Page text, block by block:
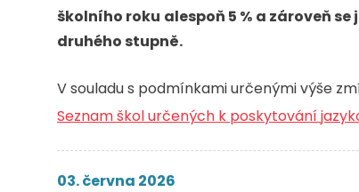
školního roku alespoň 5 % a zároveň
druhého stupně.
V souladu s podmínkami určenými výše
Seznam škol určených k poskytování
03. června 2026